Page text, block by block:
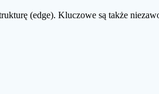
(edge). Kluczowe są także